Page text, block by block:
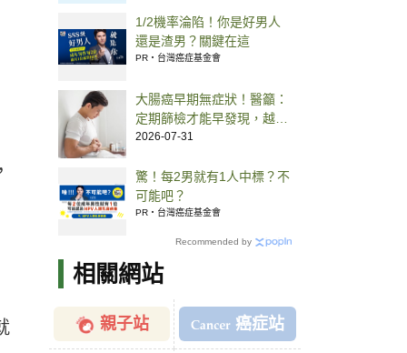
1/2機率淪陷！你是好男人
還是渣男？關鍵在這
PR・台灣癌症基金會
大腸癌早期無症狀！醫籲：
定期篩檢才能早發現，越快
治療有機會控制
2026-07-31
驚！每2男就有1人中標？不
可能吧？
PR・台灣癌症基金會
Recommended by
相關網站
親子站 癌症站